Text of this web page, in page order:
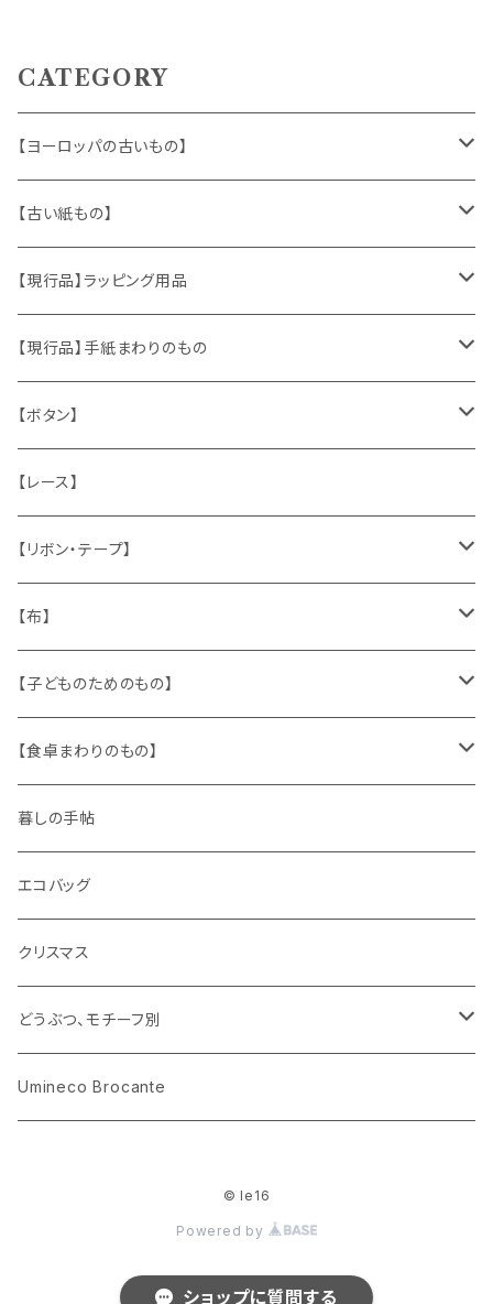
CATEGORY
【ヨーロッパの古いもの】
ヴィンテージアクセサリー
おもちゃ、ぬいぐるみ
くま、テディベア
うさぎ
キャラクター
ピノキオ
ヴィンテージファブリック
ハンドメイド製品
お部屋に飾るもの
メタル製品
缶、箱
陶磁器
文房具
木製品
ミニチュア、ドールハウス
【古い紙もの】
切手、FDC
ポストカード、カレンダー
マッチラベル、食品ラベル
蔵書票、荷札、ビュバー、伝票
シール、ステッカー、クロモス
袋、箱、ナプキン、コースター
パズル、ゲーム
古本、古雑誌、古えほん
古レコード
古せっけん
ラッピングペーパー、壁紙
【現行品】ラッピング用品
伝票、タグ、シール
袋、ラッピングペーパー
ひも、テープ
【現行品】手紙まわりのもの
封筒、ポストカード
切手
スタンプ
文房具
【ボタン】
木
貝
メタル
ガラス
プラスチック
紙
【レース】
【リボン・テープ】
チロルテープ・イニシャルテープ
トリム
ワッペン
【布】
キッチンクロス、ナプキン
ニット
布地
【子どものためのもの】
身に着けるもの
【食卓まわりのもの】
ガラス
花びん
小物入れ
陶磁器
カップアンドソーサー
プレート
木製品
ホーロー
メタル
暮しの手帖
エコバッグ
クリスマス
どうぶつ、モチーフ別
くま、ベア
Umineco Brocante
© le16
Powered by
ショップに質問する